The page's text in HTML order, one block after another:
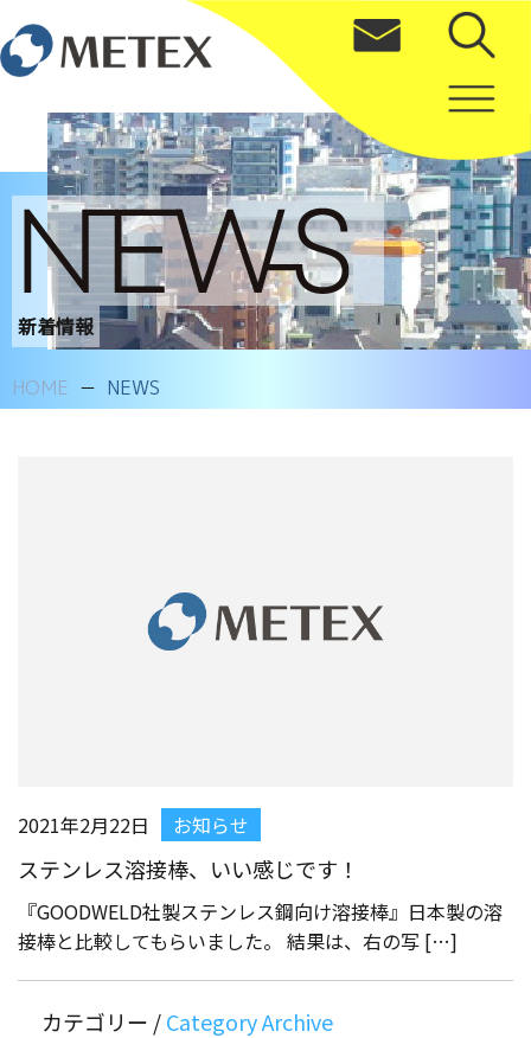
新着情報
HOME NEWS
2021年2月22日 お知らせ
ステンレス溶接棒、いい感じです！
『GOODWELD社製ステンレス鋼向け溶接棒』日本製の溶
接棒と比較してもらいました。 結果は、右の写 […]
カテゴリー /